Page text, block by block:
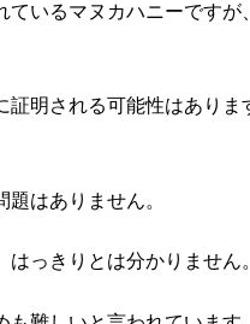
いるマヌカハニーですが
明される可能性はありま
はありません。
っきりとは分かりません。